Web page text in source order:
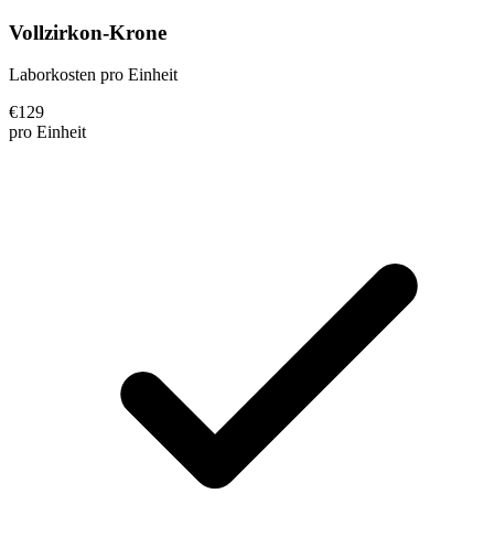
Vollzirkon-Krone
Laborkosten pro Einheit
€129
pro Einheit